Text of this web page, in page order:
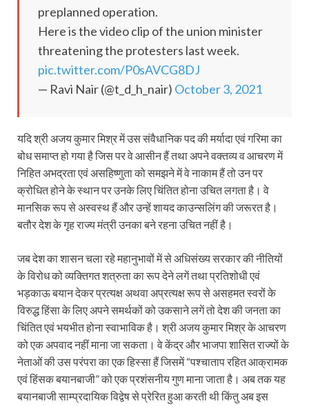
preplanned operation.
Here is the video clip of the union minister
threatening the protesters last week.
pic.twitter.com/P0sAVCG8DJ
— Ravi Nair (@t_d_h_nair) October 3, 2021
यदि श्री अजय कुमार मिश्र में उस संवैधानिक पद की मर्यादा एवं गरिमा का
बोध समाप्त हो गया है जिस पर वे आसीन हैं तथा अपने वक्तव्य व आचरण में
निहित अभद्रता एवं असहिष्णुता को समझने में वे नाकाम हैं तो उन पर
क्रोधित होने के स्थान पर उनके लिए चिंतित होना उचित लगता है। वे
मानसिक रूप से अस्वस्थ हैं और उन्हें शायद काउन्सलिंग की जरूरत है।
बतौर देश के गृह राज्य मंत्री उनका बने रहना उचित नहीं है।
जब देश का शासन चला रहे महानुभावों में से अधिसंख्य सरकार की नीतियों
के विरोध को व्यक्तिगत शत्रुता का रूप देने लगें तथा प्रतिशोधी एवं
भड़काऊ बयान देकर प्रत्यक्ष अथवा अप्रत्यक्ष रूप से असहमत स्वरों के
विरुद्ध हिंसा के लिए अपने समर्थकों को उकसाने लगें तो देश की जनता का
चिंतित एवं भयभीत होना स्वाभाविक है। श्री अजय कुमार मिश्र के आचरण
को एक अपवाद नहीं माना जा सकता। वे केंद्र और भाजपा शासित राज्यों के
नेताओं की उस परंपरा का एक हिस्सा हैं जिसमें “पश्चाताप रहित आक्रामक
एवं हिंसक बयानबाजी” को एक प्रशंसनीय गुण माना जाता है। अब तक यह
बयानबाजी साम्प्रदायिक विद्वेष से प्रेरित हुआ करती थी किंतु अब इस